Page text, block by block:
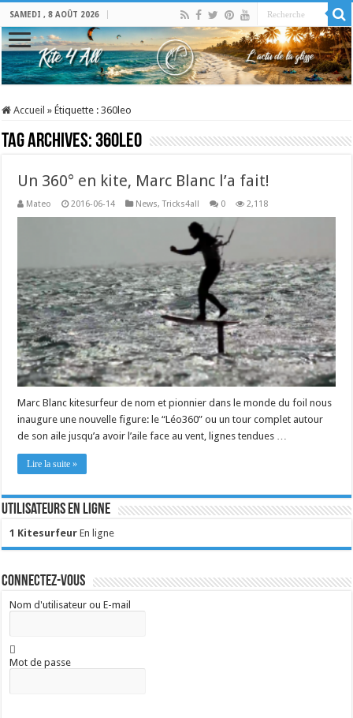
SAMEDI , 8 AOÛT 2026
Accueil » Étiquette :360leo
Tag Archives:360leo
Un 360° en kite, Marc Blanc l’a fait!
Mateo 2016-06-14 News,Tricks4all 0 2,118
Marc Blanc kitesurfeur de nom et pionnier dans le monde du foil nous
inaugure une nouvelle figure: le “Léo360” ou un tour complet autour
de son aile jusqu’a avoir l’aile face au vent, lignes tendues …
Lire la suite »
Utilisateurs en ligne
1 Kitesurfeur En ligne
Connectez-vous
Nom d'utilisateur ou E-mail
Mot de passe